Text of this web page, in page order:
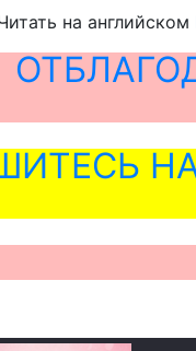
на английском